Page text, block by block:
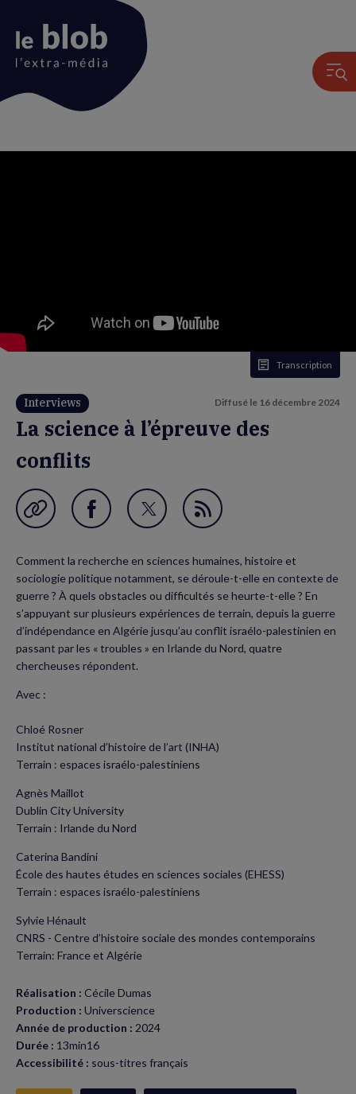
Transcription
Interviews Diffusé le 16 décembre 2024
La science à l’épreuve des
conflits
Garder en favori
Partager
Facebook
(nouvelle
fenêtre)
Partager
Twitter
(nouvelle
fenêtre)
Flux
Comment la recherche en sciences humaines, histoire et
sociologie politique notamment, se déroule-t-elle en contexte de
guerre ? À quels obstacles ou difficultés se heurte-t-elle ? En
s’appuyant sur plusieurs expériences de terrain, depuis la guerre
d’indépendance en Algérie jusqu’au conflit israélo-palestinien en
passant par les « troubles » en Irlande du Nord, quatre
chercheuses répondent.
Avec :
Chloé Rosner
Institut national d’histoire de l’art (INHA)
Terrain : espaces israélo-palestiniens
Agnès Maillot
Dublin City University
Terrain : Irlande du Nord
Caterina Bandini
École des hautes études en sciences sociales (EHESS)
Terrain : espaces israélo-palestiniens
Sylvie Hénault
CNRS - Centre d’histoire sociale des mondes contemporains
Terrain: France et Algérie
Réalisation : Cécile Dumas
Production : Universcience
Année de production : 2024
Durée : 13min16
Accessibilité : sous-titres français